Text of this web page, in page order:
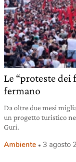
Le “proteste
fermano
Da oltre due mesi
un progetto turistico
Guri.
Ambiente 3 agosto